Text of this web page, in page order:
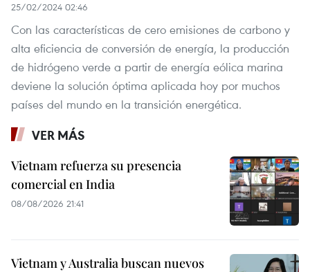
25/02/2024 02:46
Con las características de cero emisiones de carbono y
alta eficiencia de conversión de energía, la producción
de hidrógeno verde a partir de energía eólica marina
deviene la solución óptima aplicada hoy por muchos
países del mundo en la transición energética.
VER MÁS
Vietnam refuerza su presencia
comercial en India
08/08/2026 21:41
Vietnam y Australia buscan nuevos